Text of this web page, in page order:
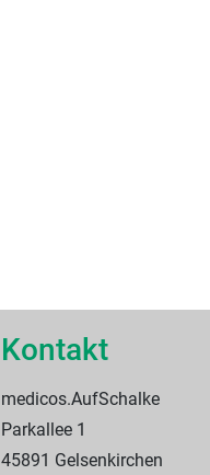
Kontakt
medicos.AufSchalke
Parkallee 1
45891 Gelsenkirchen